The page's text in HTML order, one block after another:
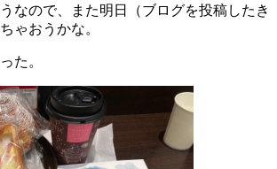
なので、また明日（ブログを投稿したき
ゃおうかな。
た。